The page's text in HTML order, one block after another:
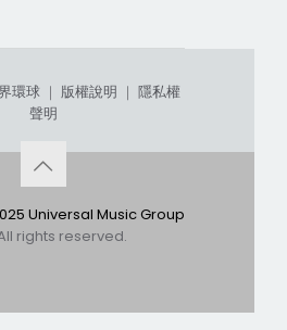
環球 ｜ 版權說明 ｜ 隱私權
聲明
Universal Music Group
rights reserved.